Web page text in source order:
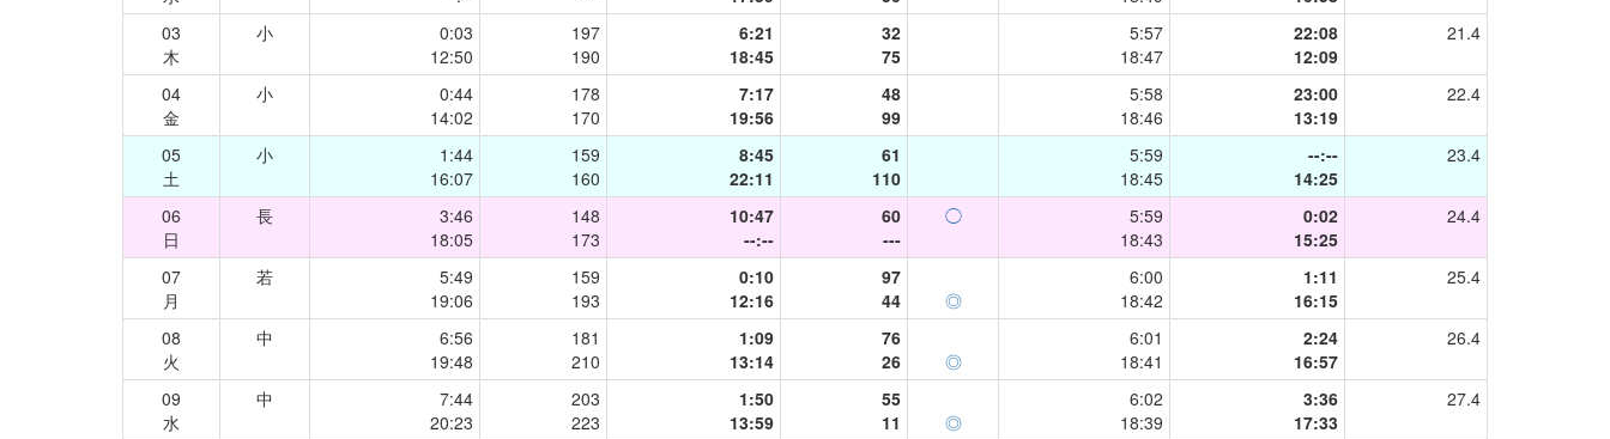
03
木
小
0:03
12:50
197
190
6:21
18:45
32
75
5:57
18:47
22:08
12:09
21.4
04
金
小
0:44
14:02
178
170
7:17
19:56
48
99
5:58
18:46
23:00
13:19
22.4
05
土
小
1:44
16:07
159
160
8:45
22:11
61
110
5:59
18:45
--:--
14:25
23.4
06
日
長
3:46
18:05
148
173
10:47
--:--
60
---
◯
5:59
18:43
0:02
15:25
24.4
07
月
若
5:49
19:06
159
193
0:10
12:16
97
44
◎
6:00
18:42
1:11
16:15
25.4
08
火
中
6:56
19:48
181
210
1:09
13:14
76
26
◎
6:01
18:41
2:24
16:57
26.4
09
水
中
7:44
20:23
203
223
1:50
13:59
55
11
◎
6:02
18:39
3:36
17:33
27.4